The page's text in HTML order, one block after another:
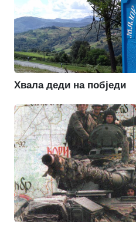
Хвала деди на побједи